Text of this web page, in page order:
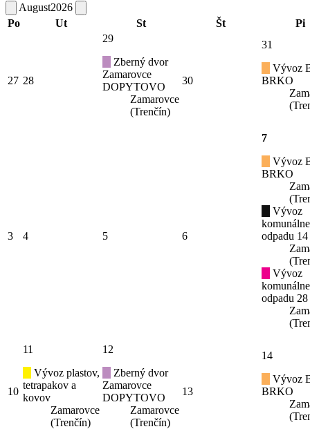
August2026
Po
Ut St Št Pi
27 28
29
Zberný dvor
Zamarovce
DOPYTOVO
Zamarovce
(Trenčín)
30
31
Vývoz
BRKO
3 4 5 6
7
Vývoz
BRKO
Vývoz
odpadu
Vývoz
odpadu
10
11
Vývoz plastov,
tetrapakov a
kovov
Zamarovce
(Trenčín)
12
Zberný dvor
Zamarovce
DOPYTOVO
Zamarovce
(Trenčín)
13
14
Vývoz
BRKO